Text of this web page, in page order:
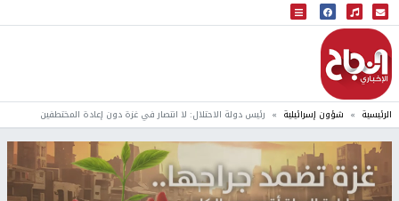
البث المباشر
إذاعة النجاح
الرئيسية شؤون إسرائيلية رئيس دولة الاحتلال: لا انتصار في غزة دون إعادة المختطفين